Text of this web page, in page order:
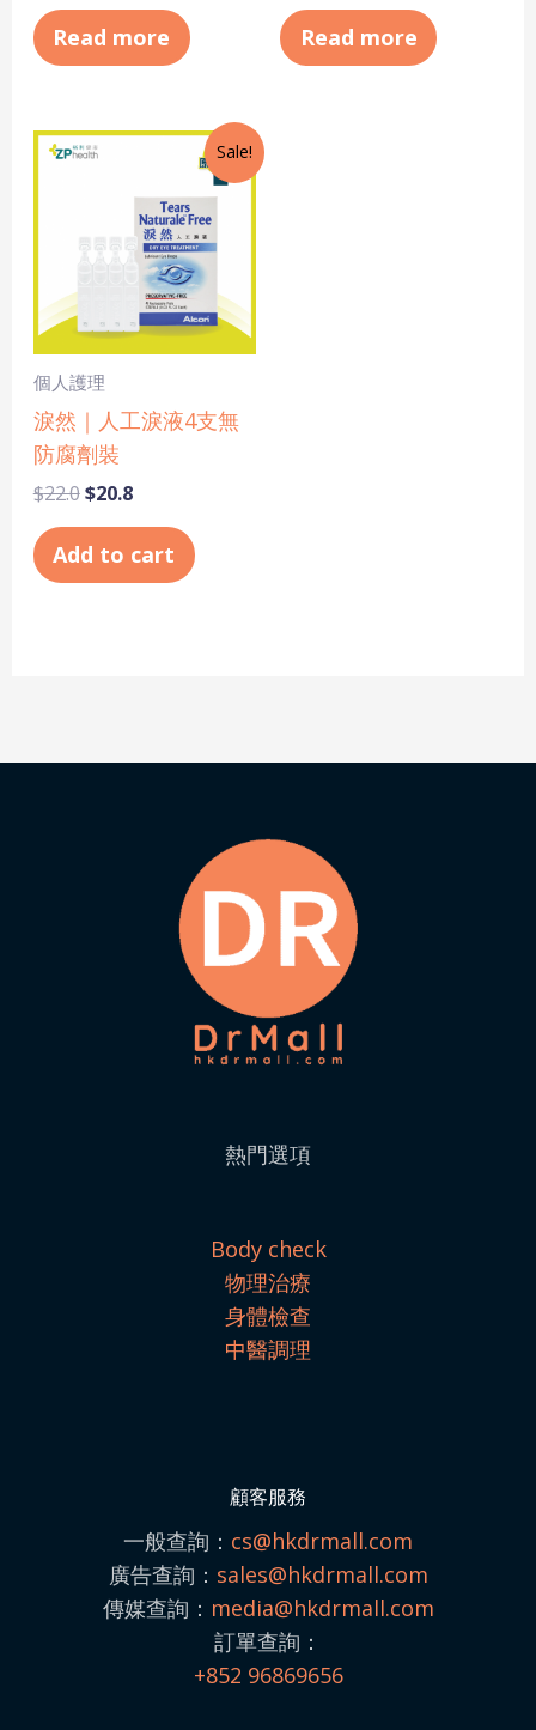
Read more Read more
Sale!
個人護理
淚然｜人工淚液4支無
防腐劑裝
$22.0
Original
price
$20.8
Current
is:
$20.8.
Add to cart
熱門選項
Body check
物理治療
身體檢查
中醫調理
顧客服務
一般查詢： cs@hkdrmall.com
廣告查詢： sales@hkdrmall.com
傳媒查詢： media@hkdrmall.com
訂單查詢：
+852 96869656